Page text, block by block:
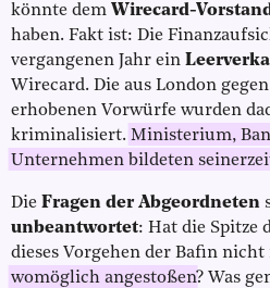
könnte dem Wirecard-
haben. Fakt ist: Die
vergangenen Jahr ein
Wirecard. Die aus London
erhobenen Vorwürfe wurden
kriminalisiert. Ministerium,
Unternehmen bildeten
Die Fragen der Abgeordneten
unbeantwortet: Hat die Spitze
dieses Vorgehen der Bafin
womöglich angestoßen? Was